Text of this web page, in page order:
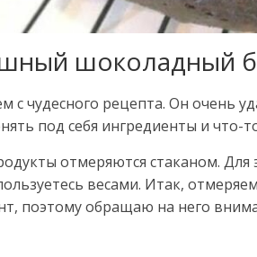
шоколадный
с чудесного рецепта. Он очень
под себя ингредиенты и что-
отмеряются стаканом. Для
весами. Итак,
поэтому обращаю на него